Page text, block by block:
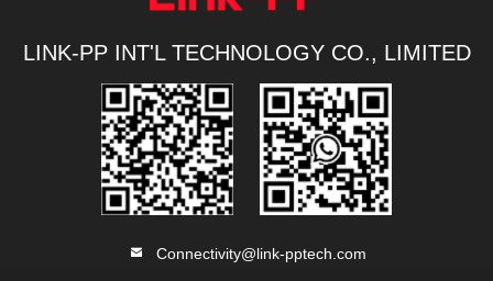
LINK-PP INT'L TECHNOLOGY CO., LIMITED
Connectivity@link-pptech.com